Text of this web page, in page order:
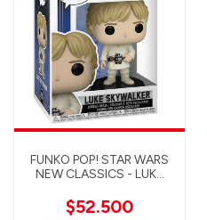
FUNKO POP! STAR WARS
NEW CLASSICS - LUKE
$52.500